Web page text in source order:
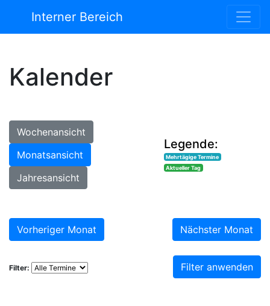
Interner Bereich
Kalender
Wochenansicht
Monatsansicht
Jahresansicht
Legende:
Mehrtägige Termine
Aktueller Tag
Vorheriger Monat Nächster Monat
Filter: Filter anwenden